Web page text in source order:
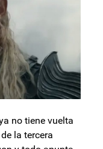
no tiene vuelta
la tercera